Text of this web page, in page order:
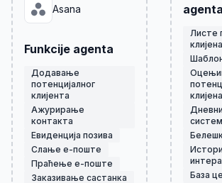
Asana
Funkcije agenta
Додавање
потенцијалног
клијента
Ажурирање
контакта
Евиденција позива
Слање е-поште
Праћење е-поште
Заказивање састанка
agenta
Листе
База